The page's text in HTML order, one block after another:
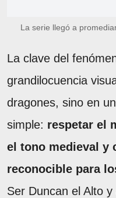
La serie llegó a
La clave del
grandilocuencia
dragones, sino en
simple: respetar el
el tono medieval y
reconocible para
Ser Duncan el Alto